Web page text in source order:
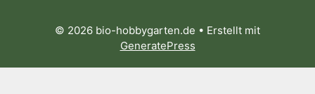
© 2026 bio-hobbygarten.de • Erstellt mit
GeneratePress